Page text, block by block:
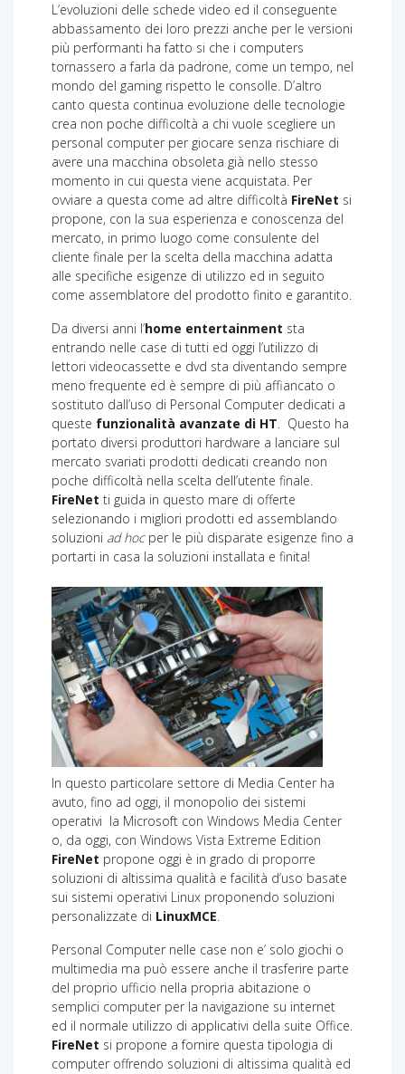
L’evoluzioni delle schede video ed il conseguente
abbassamento dei loro prezzi anche per le versioni
più performanti ha fatto si che i computers
tornassero a farla da padrone, come un tempo, nel
mondo del gaming rispetto le consolle. D’altro
canto questa continua evoluzione delle tecnologie
crea non poche difficoltà a chi vuole scegliere un
personal computer per giocare senza rischiare di
avere una macchina obsoleta già nello stesso
momento in cui questa viene acquistata. Per
ovviare a questa come ad altre difficoltà FireNet si
propone, con la sua esperienza e conoscenza del
mercato, in primo luogo come consulente del
cliente finale per la scelta della macchina adatta
alle specifiche esigenze di utilizzo ed in seguito
come assemblatore del prodotto finito e garantito.
Da diversi anni l’home entertainment sta
entrando nelle case di tutti ed oggi l’utilizzo di
lettori videocassette e dvd sta diventando sempre
meno frequente ed è sempre di più affiancato o
sostituto dall’uso di Personal Computer dedicati a
queste funzionalità avanzate di HT. Questo ha
portato diversi produttori hardware a lanciare sul
mercato svariati prodotti dedicati creando non
poche difficoltà nella scelta dell’utente finale.
FireNet ti guida in questo mare di offerte
selezionando i migliori prodotti ed assemblando
soluzioni ad hocper le più disparate esigenze fino a
portarti in casa la soluzioni installata e finita!
In questo particolare settore di Media Center ha
avuto, fino ad oggi, il monopolio dei sistemi
operativi la Microsoft con Windows Media Center
o, da oggi, con Windows Vista Extreme Edition
FireNet propone oggi è in grado di proporre
soluzioni di altissima qualità e facilità d’uso basate
sui sistemi operativi Linux proponendo soluzioni
personalizzate di LinuxMCE.
Personal Computer nelle case non e’ solo giochi o
multimedia ma può essere anche il trasferire parte
del proprio ufficio nella propria abitazione o
semplici computer per la navigazione su internet
ed il normale utilizzo di applicativi della suite Office.
FireNet si propone a fornire questa tipologia di
computer offrendo soluzioni di altissima qualità ed